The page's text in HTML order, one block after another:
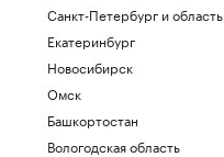
Санкт-Петербург и область
Екатеринбург
Новосибирск
Омск
Башкортостан
Вологодская область